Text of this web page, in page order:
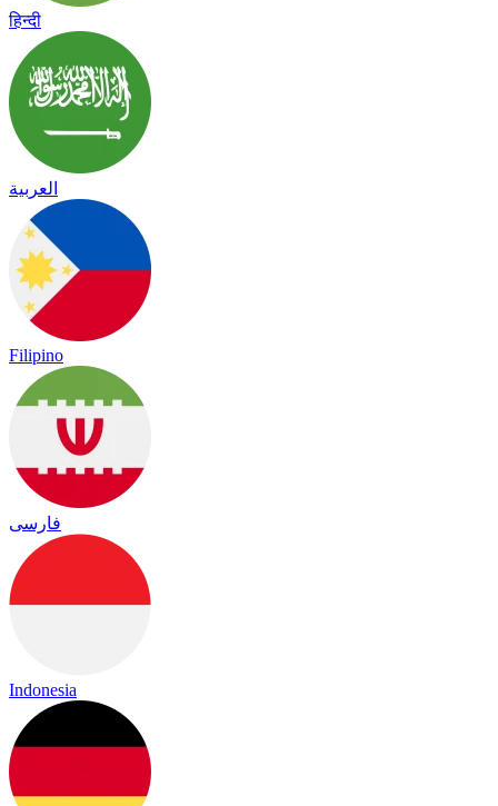
हिन्दी
العربية
Filipino
فارسی
Indonesia